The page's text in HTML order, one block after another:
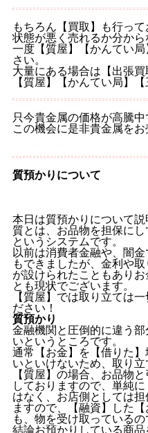
もちろん【買取】も行って
状態が悪く売れるか分か
一度【質屋】【かんてい
さい。
大量にある場合は【出張買
【質屋】【かんてい局】
只今貴金属の価格が高騰中
この機会に是非貴金属を
質預かりについて
本日は質預かりについて
質とは、お品物を担保にし
というシステムです。
以前は消費者金融や、闇
もできましたが、金利や
が設けられたこともあり
とも現状でございます。
【質屋】では取り立ては
ださい！
質預かり
金融機関と圧倒的に違う
いというところです。
通常【お金】を【借りた
いといけないため、取り
【質屋】の場合、お品物
しておりますので、単純
はなく、お店側としては
ますので、【融資】した
も、物を受け取っている
結論お預かりしている商